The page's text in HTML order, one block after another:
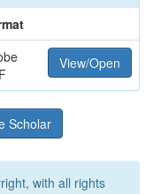
View/Open
Scholar
with all rights